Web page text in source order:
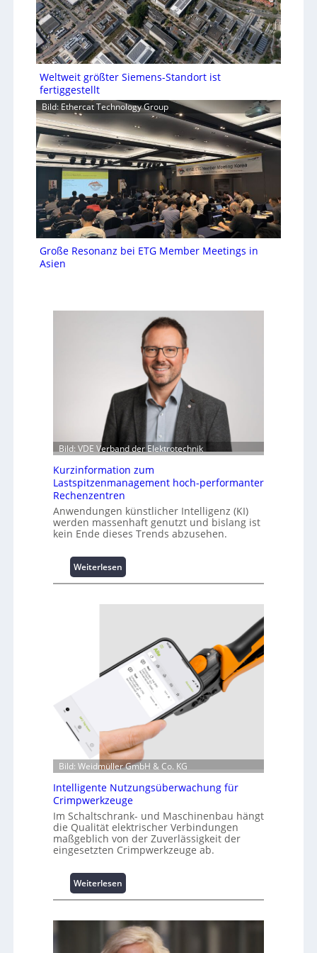
Weltweit größter Siemens-Standort ist
fertiggestellt
Bild: Ethercat Technology Group
Große Resonanz bei ETG Member Meetings in
Asien
Bild: VDE Verband der Elektrotechnik
Kurzinformation zum
Lastspitzenmanagement hoch-performanter
Rechenzentren
Anwendungen künstlicher Intelligenz (KI)
werden massenhaft genutzt und bislang ist
kein Ende dieses Trends abzusehen.
Weiterlesen:
K
r
f
t
i
o
n
z
u
m
L
a
s
s
p
i
z
e
Bild: Weidmüller GmbH & Co. KG
Intelligente Nutzungsüberwachung für
Crimpwerkzeuge
Im Schaltschrank- und Maschinenbau hängt
die Qualität elektrischer Verbindungen
maßgeblich von der Zuverlässigkeit der
eingesetzten Crimpwerkzeuge ab.
Weiterlesen:
I
t
e
l